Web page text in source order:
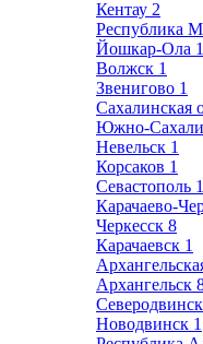
Кентау 2
Республика
Йошкар-Ола
Волжск 1
Звенигово 1
Сахалинская
Южно-
Невельск 1
Корсаков 1
Севастополь
Карачаево-
Черкесск 8
Карачаевск 1
Архангельск
Северодвинск
Новодвинск 1